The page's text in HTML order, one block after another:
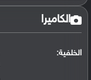
الكاميرا
الخلفية: